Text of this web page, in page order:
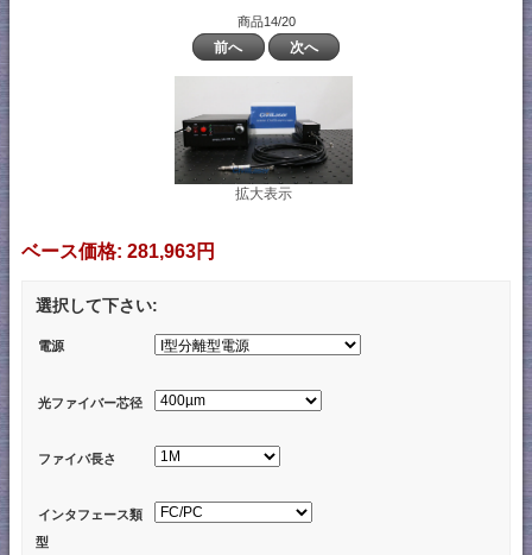
商品14/20
前へ 次へ
拡大表示
ベース価格: 281,963円
選択して下さい:
電源
光ファイバー芯径
ファイバ長さ
インタフェース類
型